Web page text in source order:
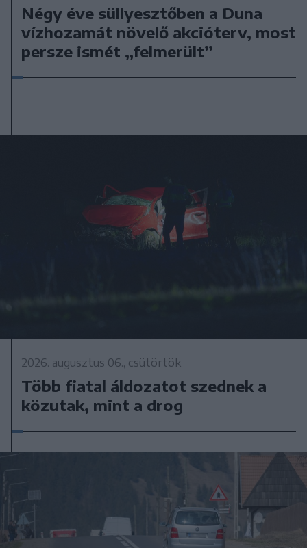
Négy éve süllyesztőben a Duna
vízhozamát növelő akcióterv, most
persze ismét „felmerült”
2026. augusztus 06., csütörtök
Több fiatal áldozatot szednek a
közutak, mint a drog